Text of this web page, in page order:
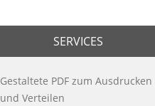
SERVICES
Gestaltete PDF zum Ausdrucken
und Verteilen